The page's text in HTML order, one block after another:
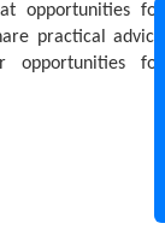
opportunities for
practical advice
for